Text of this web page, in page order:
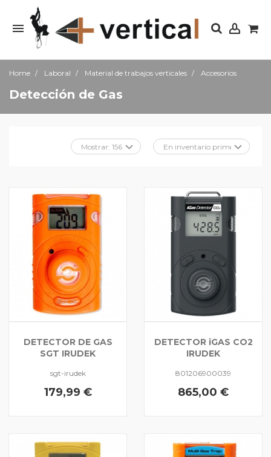
Home Laboral Material de trabajos verticales Accesorios
Detección de Gas
DETECTOR DE GAS
SGT IRUDEK
sgt-irudek
179,99 €
DETECTOR iGAS CO2
IRUDEK
801206900039
865,00 €